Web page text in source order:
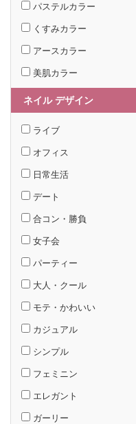
パステルカラー
くすみカラー
アースカラー
美肌カラー
ネイル デザイン
ライブ
オフィス
日常生活
デート
合コン・勝負
女子会
パーティー
大人・クール
モテ・かわいい
カジュアル
シンプル
フェミニン
エレガント
ガーリー